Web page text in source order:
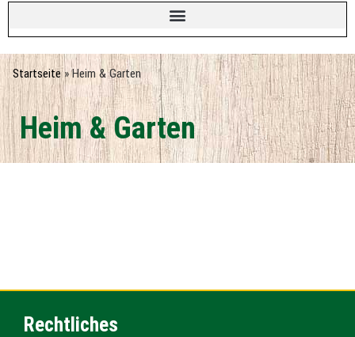
Startseite»Heim & Garten
Heim & Garten
Rechtliches